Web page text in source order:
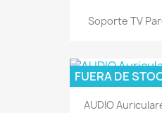
Soporte TV
AUDIO
FUERA DE